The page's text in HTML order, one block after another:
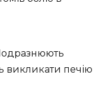
викликати печію